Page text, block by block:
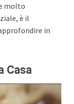
molto
è il
in
Casa